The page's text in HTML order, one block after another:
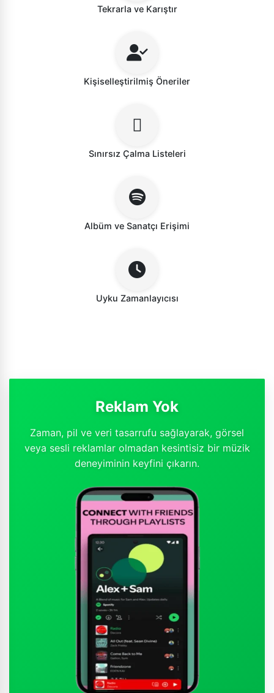
Tekrarla ve Karıştır
Kişiselleştirilmiş Öneriler
Sınırsız Çalma Listeleri
Albüm ve Sanatçı Erişimi
Uyku Zamanlayıcısı
Reklam Yok
Zaman, pil ve veri tasarrufu sağlayarak, görsel
veya sesli reklamlar olmadan kesintisiz bir müzik
deneyiminin keyfini çıkarın.